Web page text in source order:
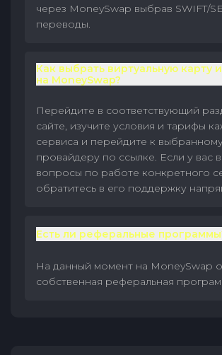
через MoneySwap выбрав SWIFT/
переводы.
Как выбрать виртуальную карту
на MoneySwap?
Перейдите в соответствующий
сайте, изучите условия и тарифы
сервиса и перейдите к
провайдеру по ссылке. Если у вас
вопросы по работе конкретного
обратитесь в его поддержку
Есть ли реферальные
На данный момент на MoneySwap
собственная реферальная